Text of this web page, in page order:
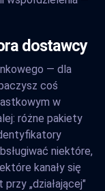
dostawcy
— dla
coś
w
różne pakiety
niektóre,
kanały się
„działającej"